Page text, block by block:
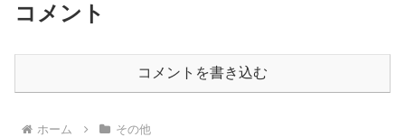
コメント
コメントを書き込む
ホーム その他